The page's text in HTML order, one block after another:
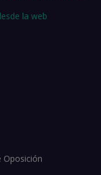
la web
Oposición